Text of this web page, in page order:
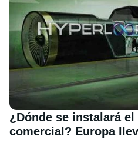
¿Dónde se instalará
comercial? Europa